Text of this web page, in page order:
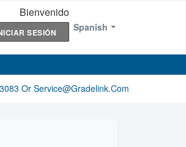
Spanish
Bienvenido
SESIÓN
Or Service@gradelink.com